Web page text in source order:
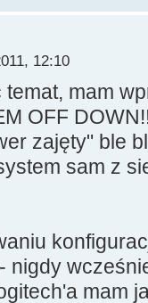
12:10
mam
OFF
zajęty" ble
sam z
nigdy
mam